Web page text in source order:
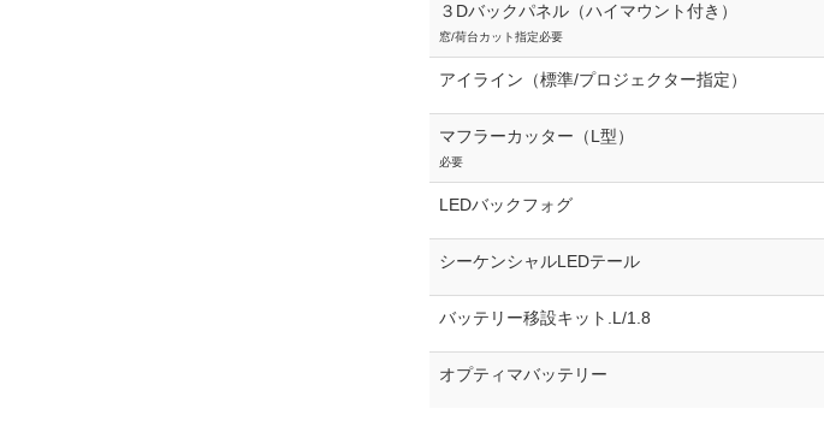
３Dバックパネル（ハイマウント付き）
窓/荷台カット指定必要
アイライン（標準/プロジェクター指定）
マフラーカッター（L型）
必要
LEDバックフォグ
シーケンシャルLEDテール
バッテリー移設キット.L/1.8
オプティマバッテリー